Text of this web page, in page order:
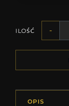
ILOŚĆ -
OPIS